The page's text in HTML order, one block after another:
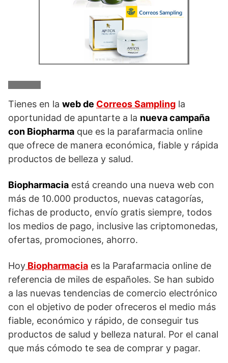
Tienes en la web de Correos Sampling la
oportunidad de apuntarte a la nueva campaña
con Biopharma que es la parafarmacia online
que ofrece de manera económica, fiable y rápida
productos de belleza y salud.
Biopharmacia está creando una nueva web con
más de 10.000 productos, nuevas catagorías,
fichas de producto, envío gratis siempre, todos
los medios de pago, inclusive las criptomonedas,
ofertas, promociones, ahorro.
Hoy Biopharmacia es la Parafarmacia online de
referencia de miles de españoles. Se han subido
a las nuevas tendencias de comercio electrónico
con el objetivo de poder ofreceros el medio más
fiable, económico y rápido, de conseguir tus
productos de salud y belleza natural. Por el canal
que más cómodo te sea de comprar y pagar.